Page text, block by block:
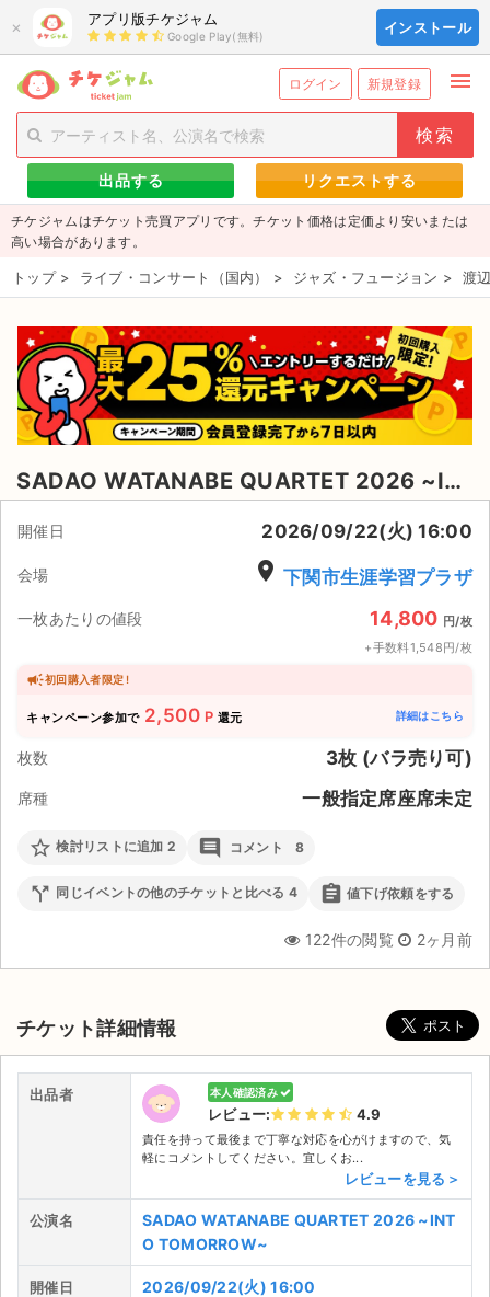
× アプリ版チケジャム
Google Play(無料) インストール
ログイン 新規登録 menu
person_add 新規会員登録 exit_to_app ログイン
チケットを探す
新着チケット
値下げしたチケット
都道府県からチケットを探す
もうすぐ開催のチケット
チケットのリクエスト一覧
取扱チケット
ライブ・コンサート（国内）
ライブ・コンサート（海外）
イベント
スポーツ
演劇・ミュージカル
お知らせ
出品する リクエストする
チケジャムはチケット売買アプリです。チケット価格は定価より安いまたは
高い場合があります。
トップ > ライブ・コンサート（国内） > ジャズ・フュージョン > 渡
SADAO WATANABE QUARTET 2026 ~INTO TOMORROW~ のチケット
開催日 2026/09/22(火) 16:00
会場 place 下関市生涯学習プラザ
一枚あたりの値段 14,800 円/枚
+手数料1,548円/枚
初回購入者限定 !
キャンペーン参加で 2,500 P 還元 詳細はこちら
枚数 3枚 (バラ売り可)
席種 一般指定席座席未定
star_border 検討リストに追加 2 comment コメント 8
call_split 同じイベントの他のチケットと比べる 4 assignment 値下げ依頼をする
122件の閲覧 2ヶ月前
チケット詳細情報
出品者 本人確認済み
レビュー: 4.9
責任を持って最後まで丁寧な対応を心がけますので、気
軽にコメントしてください。宜しくお...
レビューを見る＞
公演名
SADAO WATANABE QUARTET 2026 ~INT
O TOMORROW~
開催日 2026/09/22(火) 16:00